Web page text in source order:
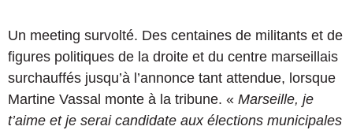
Un meeting survolté. Des centaines de militants et de
figures politiques de la droite et du centre marseillais
surchauffés jusqu’à l’annonce tant attendue, lorsque
Martine Vassal monte à la tribune. « Marseille, je
t’aime et je serai candidate aux élections municipales